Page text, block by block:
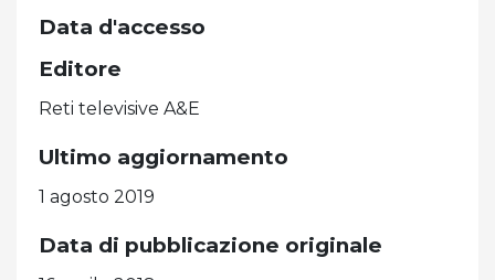
Data d'accesso
Editore
Reti televisive A&E
Ultimo aggiornamento
1 agosto 2019
Data di pubblicazione originale